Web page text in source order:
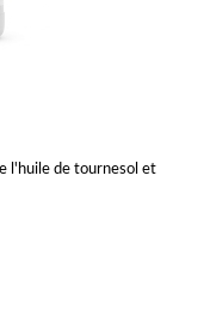
l'huile de tournesol et